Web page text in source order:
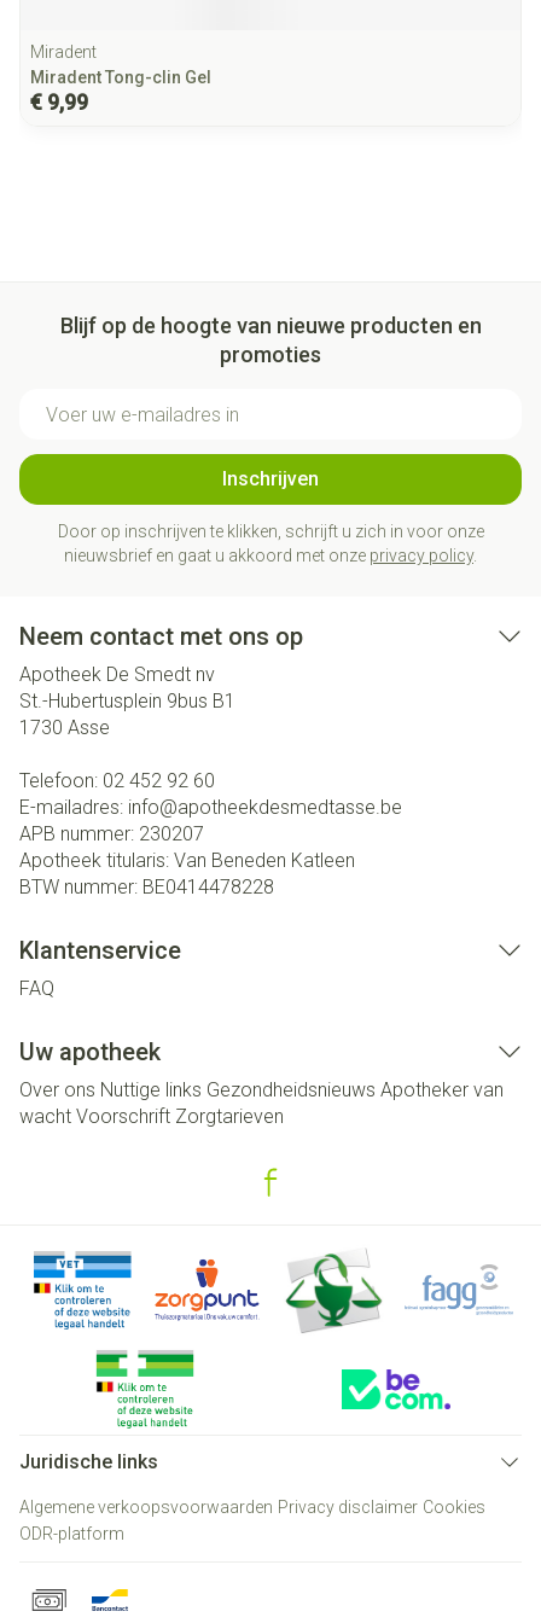
Miradent
Miradent Tong-clin Gel
€ 9,99
Blijf op de hoogte van nieuwe producten en
promoties
Inschrijven
Door op inschrijven te klikken, schrijft u zich in voor onze
nieuwsbrief en gaat u akkoord met onze privacy policy.
Neem contact met ons op
Apotheek De Smedt nv
St.-Hubertusplein 9bus B1
1730 Asse
Telefoon: 02 452 92 60
E-mailadres: info@apotheekdesmedtasse.be
APB nummer: 230207
Apotheek titularis: Van Beneden Katleen
BTW nummer: BE0414478228
Klantenservice
FAQ
Uw apotheek
Over ons Nuttige links Gezondheidsnieuws Apotheker van
wacht Voorschrift Zorgtarieven
Juridische links
Algemene verkoopsvoorwaarden Privacy disclaimer Cookies
ODR-platform